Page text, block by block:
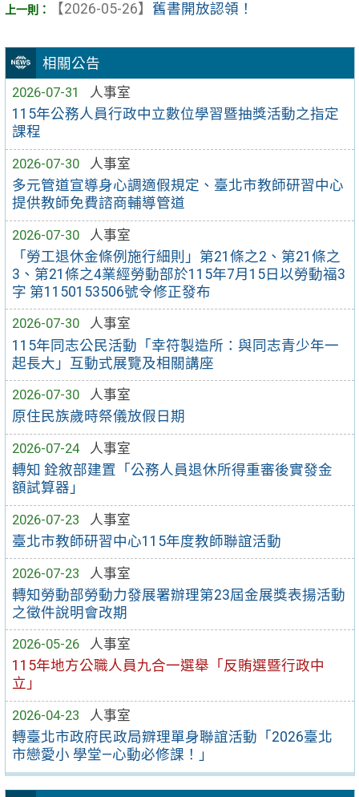
相關公告
2026-07-31
人事室
115年公務人員行政中立數位學習暨抽獎活動之指定
課程
2026-07-30
人事室
多元管道宣導身心調適假規定、臺北市教師研習中心
提供教師免費諮商輔導管道
2026-07-30
人事室
「勞工退休金條例施行細則」第21條之2、第21條之
3、第21條之4業經勞動部於115年7月15日以勞動福3
字 第1150153506號令修正發布
2026-07-30
人事室
115年同志公民活動「幸符製造所：與同志青少年一
起長大」互動式展覽及相關講座
2026-07-30
人事室
原住民族歲時祭儀放假日期
2026-07-24
人事室
轉知 銓敘部建置「公務人員退休所得重審後實發金
額試算器」
2026-07-23
人事室
臺北市教師研習中心115年度教師聯誼活動
2026-07-23
人事室
轉知勞動部勞動力發展署辦理第23屆金展獎表揚活動
之徵件說明會改期
2026-05-26
人事室
115年地方公職人員九合一選舉「反賄選暨行政中
立」
2026-04-23
人事室
轉臺北市政府民政局辧理單身聯誼活動「2026臺北
市戀愛小 學堂—心動必修課！」
【2026-05-26】 舊書開放認領！